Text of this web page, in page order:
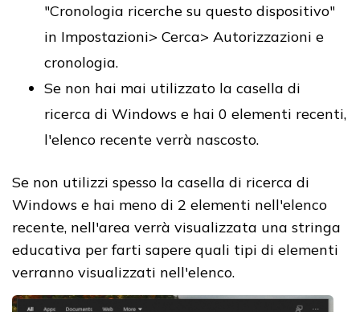
"Cronologia ricerche su questo dispositivo"
in Impostazioni> Cerca> Autorizzazioni e
cronologia.
Se non hai mai utilizzato la casella di
ricerca di Windows e hai 0 elementi recenti,
l'elenco recente verrà nascosto.
Se non utilizzi spesso la casella di ricerca di
Windows e hai meno di 2 elementi nell'elenco
recente, nell'area verrà visualizzata una stringa
educativa per farti sapere quali tipi di elementi
verranno visualizzati nell'elenco.